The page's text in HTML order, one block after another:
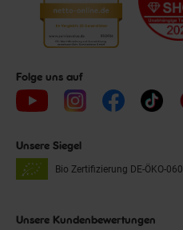
Folge uns auf
Unsere Siegel
Bio Zertifizierung DE-ÖKO-060
Unsere Kundenbewertungen